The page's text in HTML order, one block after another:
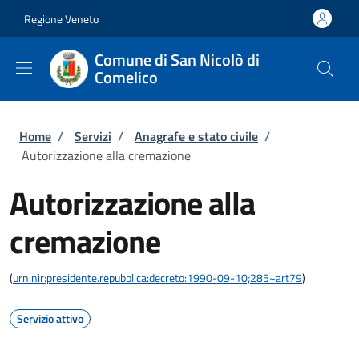
Regione Veneto
Comune di San Nicolò di
Comelico
Briciole di pane
Home / Servizi / Anagrafe e stato civile /
Autorizzazione alla cremazione
Autorizzazione alla
cremazione
(urn:nir:presidente.repubblica:decreto:1990-09-10;285~art79)
Servizio attivo